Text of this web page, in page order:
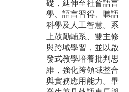
礎，延伸至社會語言
學、語言習得、聽語
科學及人工智慧。系
上鼓勵輔系、雙主修
與跨域學習，並以啟
發式教學培養批判思
維，強化跨領域整合
與實務應用能力。畢